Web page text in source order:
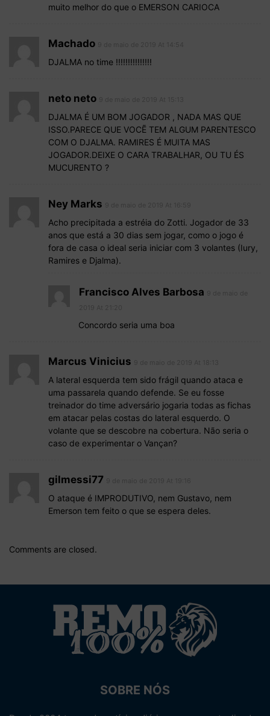
muito melhor do que o EMERSON CARIOCA
Machado
DJALMA no time !!!!!!!!!!!!!!!
neto neto
DJALMA É UM BOM JOGADOR , NADA MAS QUE
ISSO.PARECE QUE VOCẼ TEM ALGUM PARENTESCO
COM O DJALMA. RAMIRES É MUITA MAS
JOGADOR.DEIXE O CARA TRABALHAR, OU TU ÉS
MUCURENTO ?
Ney Marks
Acho precipitada a estréia do Zotti. Jogador de 33
anos que está a 30 dias sem jogar, como o jogo é
fora de casa o ideal seria iniciar com 3 volantes (Iury,
Ramires e Djalma).
Francisco Alves Barbosa
Concordo seria uma boa
Marcus Vinicius
A lateral esquerda tem sido frágil quando ataca e
uma passarela quando defende. Se eu fosse
treinador do time adversário jogaria todas as fichas
em atacar pelas costas do lateral esquerdo. O
volante que se descobre na cobertura. Não seria o
caso de experimentar o Vançan?
gilmessi77
O ataque é IMPRODUTIVO, nem Gustavo, nem
Emerson tem feito o que se espera deles.
Comments are closed.
SOBRE NÓS